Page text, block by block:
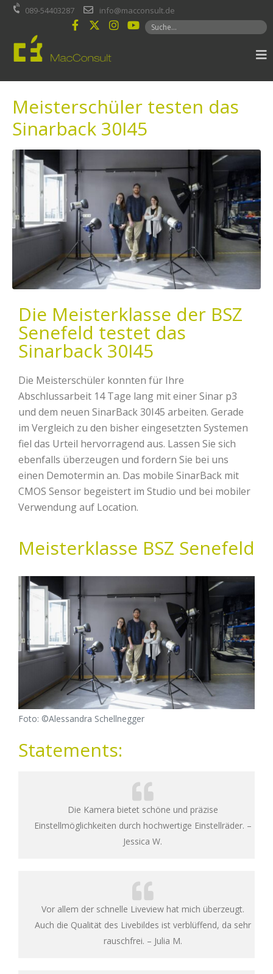
springen089-54403287 info@macconsult.de
Meisterschüler testen das
Sinarback 30I45
Die Meisterklasse der BSZ
Senefeld testet das
Sinarback 30I45
Die Meisterschüler konnten für Ihre
Abschlussarbeit 14 Tage lang mit einer Sinar p3
und dem neuen SinarBack 30I45 arbeiten. Gerade
im Vergleich zu den bisher eingesetzten Systemen
fiel das Urteil hervorragend aus. Lassen Sie sich
ebenfalls überzeugen und fordern Sie bei uns
einen Demotermin an. Das mobile SinarBack mit
CMOS Sensor begeistert im Studio und bei mobiler
Verwendung auf Location.
Meisterklasse BSZ Senefeld
Foto: ©Alessandra Schellnegger
Statements:
Die Kamera bietet schöne und präzise
Einstellmöglichkeiten durch hochwertige Einstellräder. –
Jessica W.
Vor allem der schnelle Liveview hat mich überzeugt.
Auch die Qualität des Livebildes ist verblüffend, da sehr
rauschfrei. – Julia M.